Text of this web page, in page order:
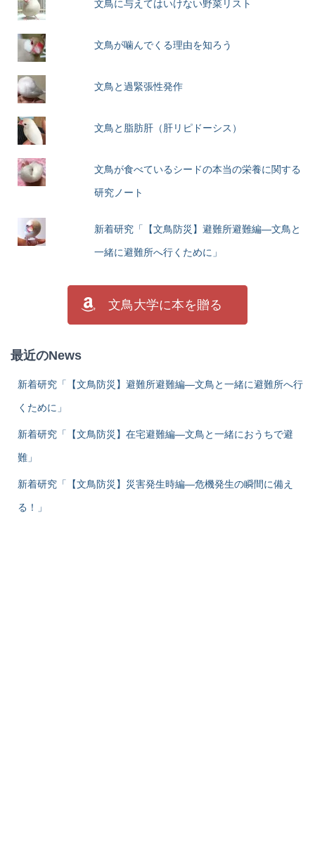
文鳥に与えてはいけない野菜リスト
文鳥が噛んでくる理由を知ろう
文鳥と過緊張性発作
文鳥と脂肪肝（肝リピドーシス）
文鳥が食べているシードの本当の栄養に関する
研究ノート
新着研究「【文鳥防災】避難所避難編―文鳥と
一緒に避難所へ行くために」
文鳥大学に本を贈る
最近のNews
新着研究「【文鳥防災】避難所避難編―文鳥と一緒に避難所へ行
くために」
新着研究「【文鳥防災】在宅避難編―文鳥と一緒におうちで避
難」
新着研究「【文鳥防災】災害発生時編―危機発生の瞬間に備え
る！」